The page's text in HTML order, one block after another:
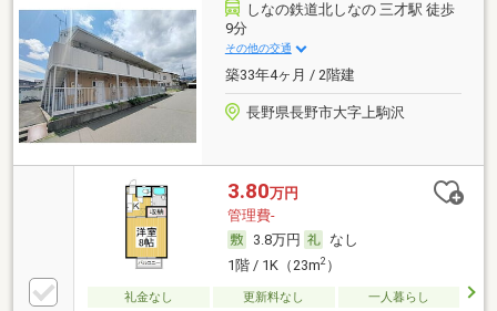
しなの鉄道北しなの 三才駅 徒歩
9分
その他の交通
築33年4ヶ月 / 2階建
長野県長野市大字上駒沢
3.80万円
管理費-
3.8万円
なし
1階 / 1K（23m2）
礼金なし 更新料なし
一人暮らし